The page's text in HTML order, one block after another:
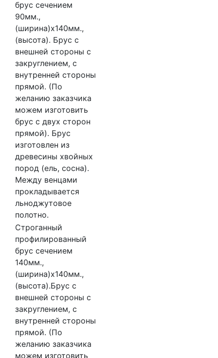
брус сечением
90мм.,
(ширина)х140мм.,
(высота). Брус с
внешней стороны с
закруглением, с
внутренней стороны
прямой. (По
желанию заказчика
можем изготовить
брус с двух сторон
прямой). Брус
изготовлен из
древесины хвойных
пород (ель, сосна).
Между венцами
прокладывается
льноджутовое
полотно.
Строганный
профилированный
брус сечением
140мм.,
(ширина)х140мм.,
(высота).Брус с
внешней стороны с
закруглением, с
внутренней стороны
прямой. (По
желанию заказчика
можем изготовить